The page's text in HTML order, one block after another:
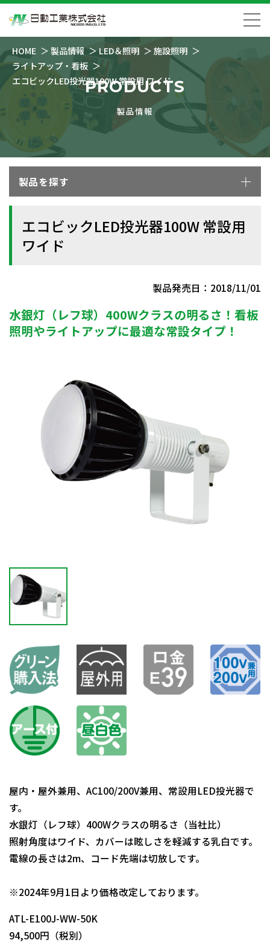
HOME 製品情報 LED＆照明
施設照明
ライトアップ・看板
エコビックLED投光器100W 常設用 ワイド
PRODUCTS
製品情報
製品を探す
エコビックLED投光器100W 常設用
ワイド
製品発売日：2018/11/01
水銀灯（レフ球）400Wクラスの明るさ！看板
照明やライトアップに最適な常設タイプ！
屋内・屋外兼用、AC100/200V兼用、常設用LED投光器で
す。
水銀灯（レフ球）400Wクラスの明るさ（当社比）
照射角度はワイド、カバーは眩しさを軽減する乳白です。
電線の長さは2m、コード先端は切放しです。
※2024年9月1日より価格改定しております。
ATL-E100J-WW-50K
94,500円（税別）